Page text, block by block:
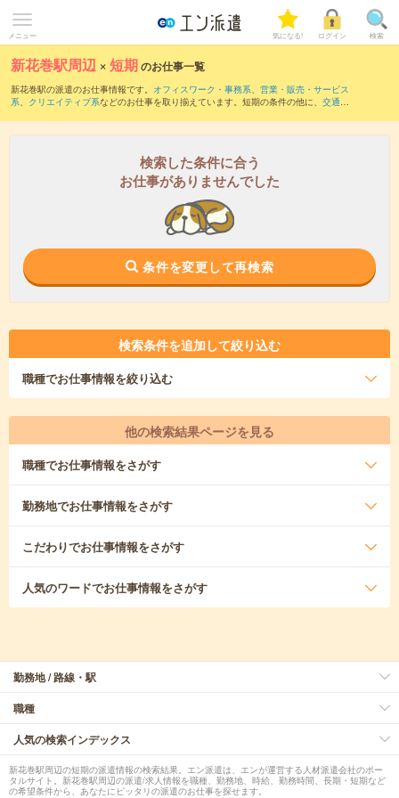
メニュー 気になる! ログイン 検索
新花巻駅周辺 ×短期のお仕事一覧
新花巻駅の派遣のお仕事情報です。 オフィスワーク・事務系、 営業・販売・サービス
系、 クリエイティブ系などのお仕事を取り揃えています。短期の条件の他に、 交通費
検索した条件に合う
お仕事がありませんでした
条件を変更して再検索
検索条件を追加して絞り込む
職種でお仕事情報を絞り込む
他の検索結果ページを見る
職種でお仕事情報をさがす
勤務地でお仕事情報をさがす
こだわりでお仕事情報をさがす
人気のワードでお仕事情報をさがす
勤務地 / 路線・駅
職種
人気の検索インデックス
新花巻駅周辺の短期の派遣情報の検索結果。エン派遣は、エンが運営する人材派遣会社のポー
タルサイト。新花巻駅周辺の派遣/求人情報を職種、勤務地、時給、勤務時間、長期・短期など
の希望条件から、あなたにピッタリの派遣のお仕事を探せます。